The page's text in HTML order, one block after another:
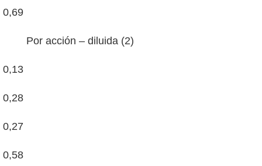
0,69
Por acción – diluida (2)
0,13
0,28
0,27
0,58